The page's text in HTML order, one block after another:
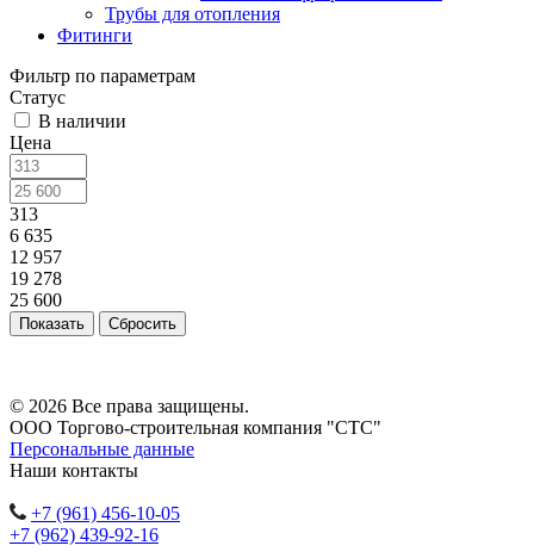
Трубы для отопления
Фитинги
Фильтр по параметрам
Статус
В наличии
Цена
313
6 635
12 957
19 278
25 600
Сбросить
© 2026 Все права защищены.
ООО Торгово-строительная компания "СТС"
Персональные данные
Наши контакты
+7 (961) 456-10-05
+7 (962) 439-92-16